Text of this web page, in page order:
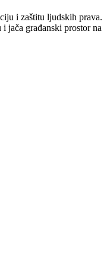
i zaštitu ljudskih prava.
jača građanski prostor na